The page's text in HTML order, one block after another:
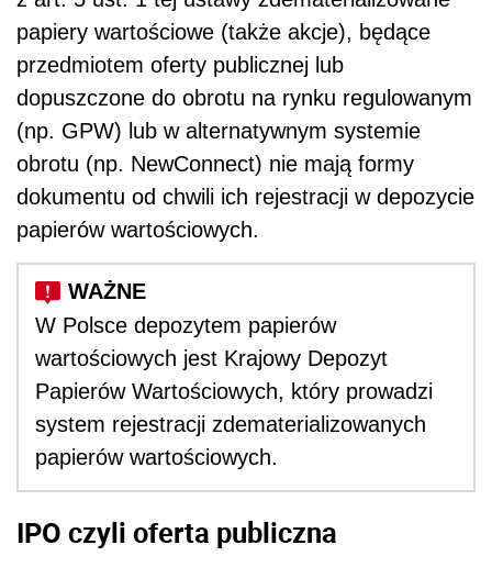
papiery wartościowe (także akcje), będące
przedmiotem oferty publicznej lub
dopuszczone do obrotu na rynku regulowanym
(np. GPW) lub w alternatywnym systemie
obrotu (np. NewConnect) nie mają formy
dokumentu od chwili ich rejestracji w depozycie
papierów wartościowych.
W Polsce depozytem papierów
wartościowych jest Krajowy Depozyt
Papierów Wartościowych, który prowadzi
system rejestracji zdematerializowanych
papierów wartościowych.
IPO czyli oferta publiczna